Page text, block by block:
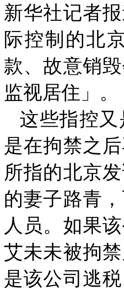
新华社记者
际控制的北
款、故意销
监视居住」。
这些指控
是在拘禁之
所指的北京
的妻子路青
人员。如果
艾未未被拘
是该公司逃